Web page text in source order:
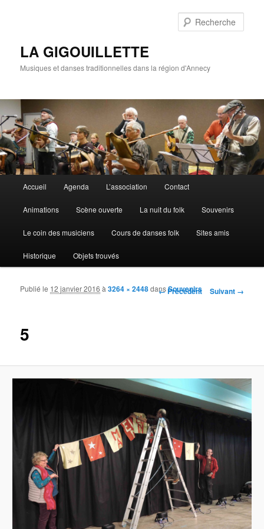
LA GIGOUILLETTE
Musiques et danses traditionnelles dans la région d'Annecy
Aller au contenu principal
Aller au contenu secondaire
Accueil Agenda L’association Contact
Animations Scène ouverte La nuit du folk Souvenirs
Le coin des musiciens Cours de danses folk Sites amis
Historique Objets trouvés
Navigation des images
← Précédent Suivant →
5
Publié le 12 janvier 2016 à3264 × 2448dansSouvenirs